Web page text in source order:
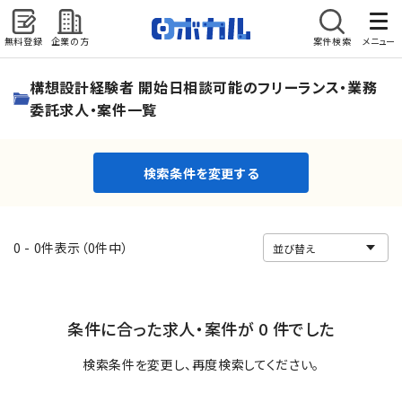
無料登録 企業の方 案件検索 メニュー
検索条件を変更する
構想設計経験者 開始日相談可能のフリーランス・業務
委託求人・案件一覧
検索条件を変更する
0 - 0件表示（0件中）
条件に合った求人・案件が 0 件でした
検索条件を変更し、再度検索してください。